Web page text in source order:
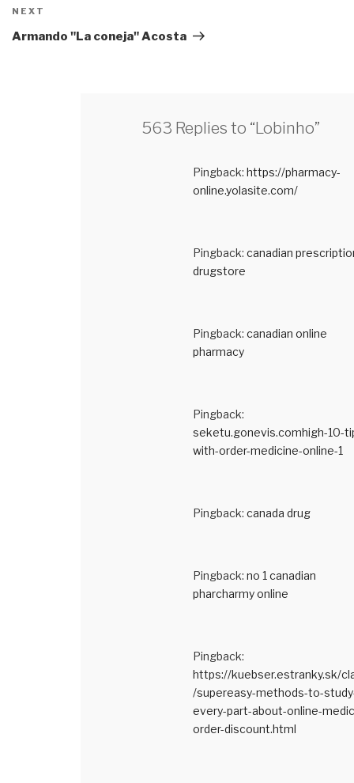
Next
Post
NEXT
Armando "La coneja" Acosta
563 Replies to “Lobinho”
Pingback: https://pharmacy-
online.yolasite.com/
Pingback: canadian
drugstore
Pingback: canadian online
pharmacy
Pingback:
seketu.gonevis.comhigh-10-
with-order-medicine-online-1
Pingback: canada drug
Pingback: no 1 canadian
pharcharmy online
Pingback:
https://kuebser.estranky.sk/
/supereasy-methods-to-
every-part-about-online-
order-discount.html